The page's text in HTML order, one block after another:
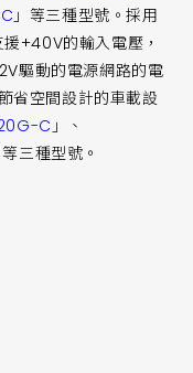
」等三種型號。採用
+40V的輸入電壓，
驅動的電源網路的電
省空間設計的車載設
C 」、
等三種型號。